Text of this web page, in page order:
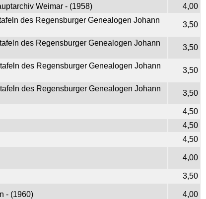
Weimar - (1958) 4,00
des Regensburger Genealogen Johann
3,50
des Regensburger Genealogen Johann
3,50
des Regensburger Genealogen Johann
3,50
des Regensburger Genealogen Johann
3,50
4,50
4,50
4,50
4,00
3,50
- (1960) 4,00